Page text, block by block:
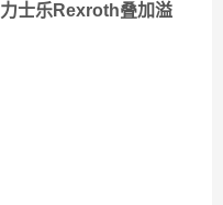
力士乐Rexroth叠加溢